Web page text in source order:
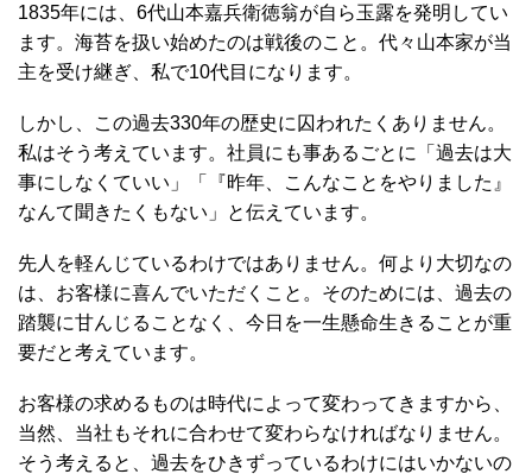
1835年には、6代山本嘉兵衛徳翁が自ら玉露を発明してい
ます。海苔を扱い始めたのは戦後のこと。代々山本家が当
主を受け継ぎ、私で10代目になります。
しかし、この過去330年の歴史に囚われたくありません。
私はそう考えています。社員にも事あるごとに「過去は大
事にしなくていい」「『昨年、こんなことをやりました』
なんて聞きたくもない」と伝えています。
先人を軽んじているわけではありません。何より大切なの
は、お客様に喜んでいただくこと。そのためには、過去の
踏襲に甘んじることなく、今日を一生懸命生きることが重
要だと考えています。
お客様の求めるものは時代によって変わってきますから、
当然、当社もそれに合わせて変わらなければなりません。
そう考えると、過去をひきずっているわけにはいかないの